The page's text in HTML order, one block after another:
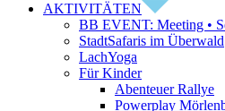
AKTIVITÄTEN
BB EVENT: Meeting •
StadtSafaris im Überwald
LachYoga
Für Kinder
Abenteuer Rallye
Powerplay